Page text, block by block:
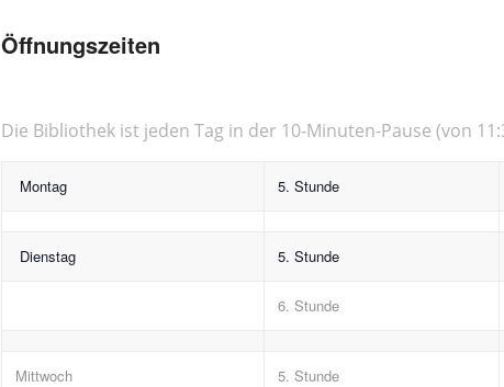
Öffnungszeiten
Die Bibliothek ist jeden Tag in der 10-Minuten-Pause (von
Montag 5. Stunde
Dienstag 5. Stunde
6. Stunde
Mittwoch 5. Stunde